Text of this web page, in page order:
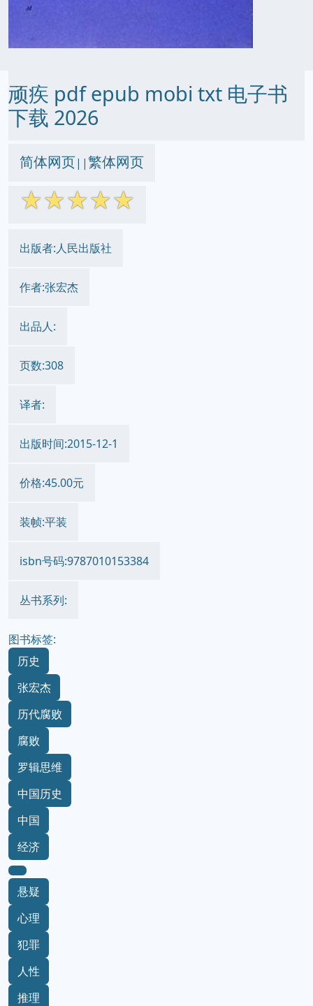
顽疾 pdf epub mobi txt 电子书
下载 2026
简体网页||繁体网页
☆☆☆☆☆
出版者:人民出版社
作者:张宏杰
出品人:
页数:308
译者:
出版时间:2015-12-1
价格:45.00元
装帧:平装
isbn号码:9787010153384
丛书系列:
图书标签:
历史
张宏杰
历代腐败
腐败
罗辑思维
中国历史
中国
经济
悬疑
心理
犯罪
人性
推理